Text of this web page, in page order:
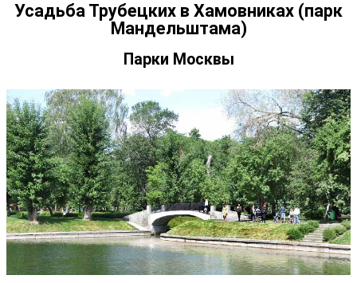
Усадьба Трубецких в Хамовниках (парк
Мандельштама)
Парки Москвы